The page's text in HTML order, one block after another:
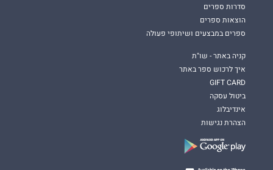
סדרות ספרים
הוצאות ספרים
ספרים במבצעים ושיתופי פעולה
קניה באתר - שו"ת
איך לרכוש ספר באתר
GIFT CARD
ביטול עסקה
אינדיבלוג
הצהרת נגישות